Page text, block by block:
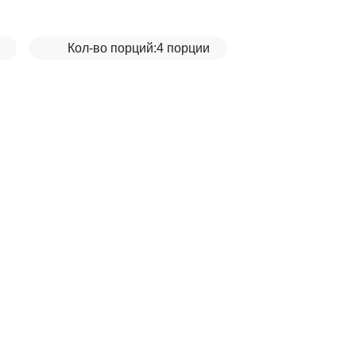
Кол-во порций:4 порции